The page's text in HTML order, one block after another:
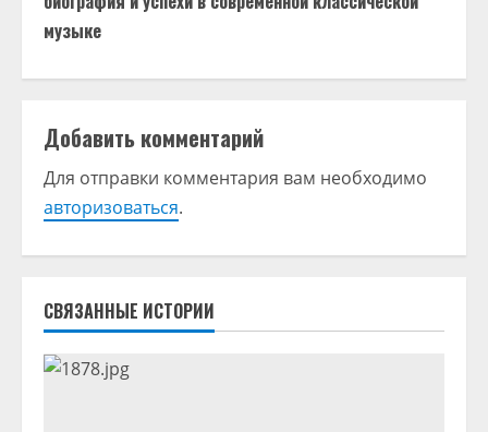
л
ж
и
т
ь
ч
т
е
музыке
Добавить комментарий
Для отправки комментария вам необходимо
авторизоваться.
СВЯЗАННЫЕ ИСТОРИИ